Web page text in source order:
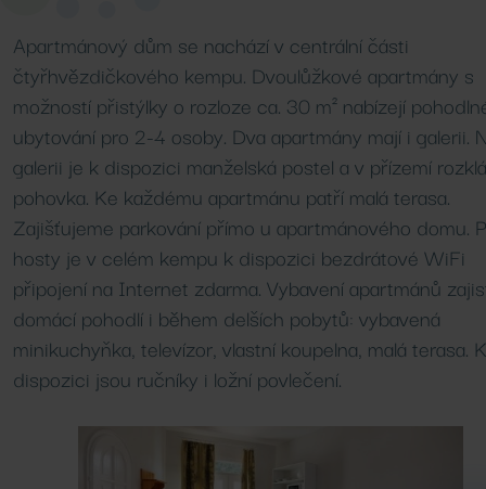
Léčebné lázně
Další
Wellness procedury
Další
Apartmánový dům se nachází v centrální části
čtyřhvězdičkového kempu. Dvoulůžkové apartmány s
možností přistýlky o rozloze ca. 30 m² nabízejí
ubytování pro 2-4 osoby. Dva apartmány mají i galerii.
galerii je k dispozici manželská postel a v přízemí
pohovka. Ke každému apartmánu patří malá terasa.
Zajišťujeme parkování přímo u apartmánového domu.
hosty je v celém kempu k dispozici bezdrátové WiFi
připojení na Internet zdarma. Vybavení apartmánů
domácí pohodlí i během delších pobytů: vybavená
minikuchyňka, televízor, vlastní koupelna, malá terasa. K
dispozici jsou ručníky i ložní povlečení.